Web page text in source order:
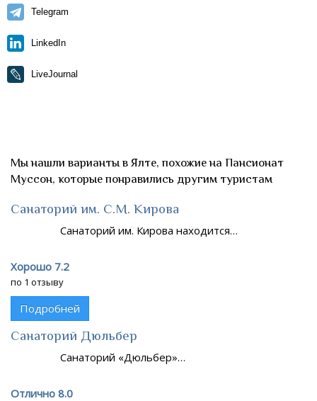
Telegram
LinkedIn
LiveJournal
Мы нашли варианты в Ялте, похожие на Пансионат
Муссон, которые понравились другим туристам
Санаторий им. С.М. Кирова
Санаторий им. Кирова находится…
Хорошо 7.2
по 1 отзыву
Подробней
Санаторий Дюльбер
Санаторий «Дюльбер»…
Отлично 8.0